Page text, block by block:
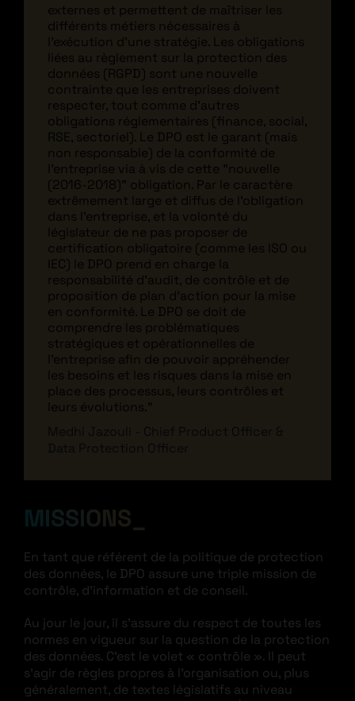
externes et permettent de maîtriser les
différents métiers nécessaires à
l’exécution d'une stratégie. Les obligations
liées au règlement sur la protection des
données (RGPD) sont une nouvelle
contrainte que les entreprises doivent
respecter, tout comme d'autres
obligations réglementaires (finance, social,
RSE, sectoriel). Le DPO est le garant (mais
non responsable) de la conformité de
l'entreprise via à vis de cette "nouvelle
(2016-2018)" obligation. Par le caractère
extrêmement large et diffus de l'obligation
dans l'entreprise, et la volonté du
législateur de ne pas proposer de
certification obligatoire (comme les ISO ou
IEC) le DPO prend en charge la
responsabilité d'audit, de contrôle et de
proposition de plan d'action pour la mise
en conformité. Le DPO se doit de
comprendre les problématiques
stratégiques et opérationnelles de
l'entreprise afin de pouvoir appréhender
les besoins et les risques dans la mise en
place des processus, leurs contrôles et
leurs évolutions."
MISSIONS
En tant que référent de la politique de protection
des données, le DPO assure une triple mission de
contrôle, d’information et de conseil.
Au jour le jour, il s’assure du respect de toutes les
normes en vigueur sur la question de la protection
des données. C’est le volet « contrôle ». Il peut
s’agir de règles propres à l’organisation ou, plus
généralement, de textes législatifs au niveau